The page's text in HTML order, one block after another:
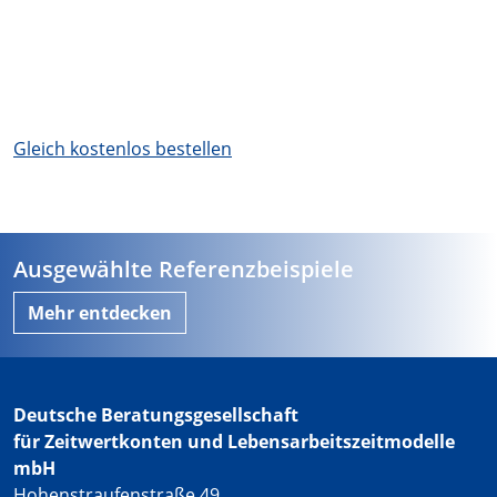
Gleich kostenlos bestellen
Ausgewählte Referenzbeispiele
Mehr entdecken
Deutsche Beratungsgesellschaft
für Zeitwertkonten und Lebensarbeitszeitmodelle
mbH